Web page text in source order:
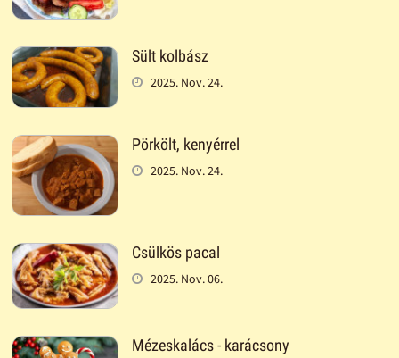
Sült kolbász
2025. Nov. 24.
Pörkölt, kenyérrel
2025. Nov. 24.
Csülkös pacal
2025. Nov. 06.
Mézeskalács - karácsony